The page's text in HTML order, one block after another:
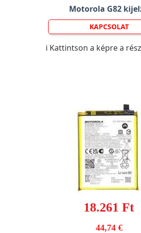
Motorola G82
KAPCSOLAT
ℹ️ Kattintson a képre a
18.261 Ft
44,74 €